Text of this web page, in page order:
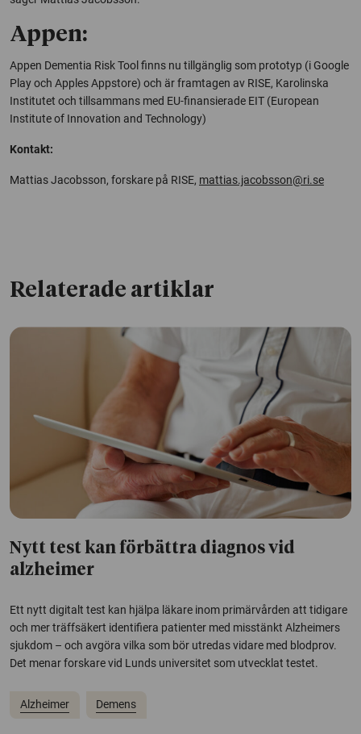
Appen:
Appen Dementia Risk Tool finns nu tillgänglig som prototyp (i Google
Play och Apples Appstore) och är framtagen av RISE, Karolinska
Institutet och tillsammans med EU-finansierade EIT (European
Institute of Innovation and Technology)
Kontakt:
Mattias Jacobsson, forskare på RISE, mattias.jacobsson@ri.se
Relaterade artiklar
Nytt test kan förbättra diagnos vid
alzheimer
Ett nytt digitalt test kan hjälpa läkare inom primärvården att tidigare
och mer träffsäkert identifiera patienter med misstänkt Alzheimers
sjukdom – och avgöra vilka som bör utredas vidare med blodprov.
Det menar forskare vid Lunds universitet som utvecklat testet.
Alzheimer Demens